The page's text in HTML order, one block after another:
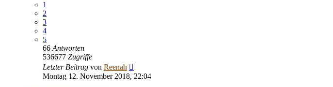
1
2
3
4
5
66 Antworten
536677 Zugriffe
Letzter Beitrag von Reenah
Montag 12. November 2018, 22:04